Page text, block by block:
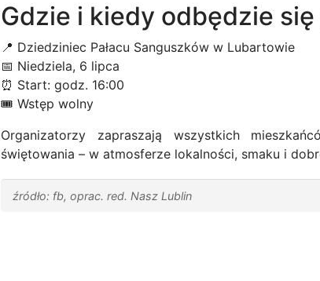
Gdzie i kiedy odbędzie
📍 Dziedziniec Pałacu Sanguszków w Lubartowie
📅 Niedziela, 6 lipca
⏰ Start: godz. 16:00
🎟 Wstęp wolny
Organizatorzy zapraszają wszystkich
świętowania – w atmosferze lokalności, smaku i
źródło: fb, oprac. red. Nasz Lublin